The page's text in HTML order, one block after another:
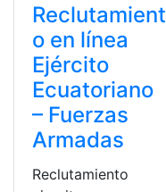
Reclutamient
o en línea
Ejército
Ecuatoriano
– Fuerzas
Armadas
Reclutamiento